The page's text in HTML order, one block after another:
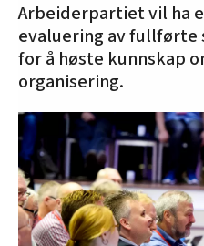
Arbeiderpartiet vil ha
evaluering av
for å høste kunnskap
organisering.